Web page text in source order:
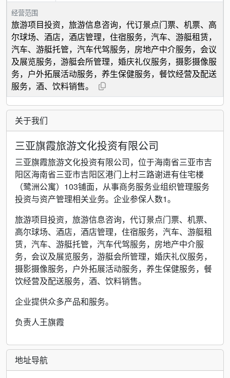
经营范围
旅游项目投资，旅游信息咨询，代订景点门票、机票、高
尔球场、酒店，酒店管理，住宿服务，汽车、游艇租赁，
汽车、游艇托管，汽车代驾服务，房地产中介服务，会议
及展览服务，游艇会所管理，婚庆礼仪服务，摄影摄像服
务，户外拓展活动服务，养生保健服务，餐饮经营及配送
服务，酒、饮料销售。
关于我们
三亚旗霞旅游文化投资有限公司
三亚旗霞旅游文化投资有限公司，位于海南省三亚市吉
阳区海南省三亚市吉阳区港门上村三路谢进有住宅楼
（鹭洲公寓）103铺面，从事商务服务业组织管理服务
投资与资产管理相关业务。企业参保人数1。
旅游项目投资，旅游信息咨询，代订景点门票、机票、
高尔球场、酒店，酒店管理，住宿服务，汽车、游艇租
赁，汽车、游艇托管，汽车代驾服务，房地产中介服
务，会议及展览服务，游艇会所管理，婚庆礼仪服务，
摄影摄像服务，户外拓展活动服务，养生保健服务，餐
饮经营及配送服务，酒、饮料销售。
企业提供众多产品和服务。
负责人王旗霞
地址导航